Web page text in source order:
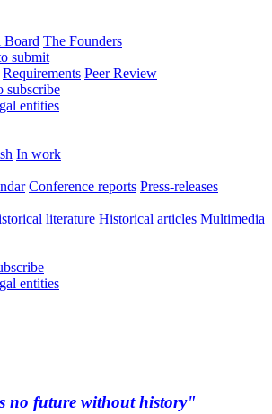
Board The Founders
submit
Requirements Peer Review
subscribe
entities
In work
Conference reports Press-releases
literature Historical articles Multimedia
entities
no future without history"